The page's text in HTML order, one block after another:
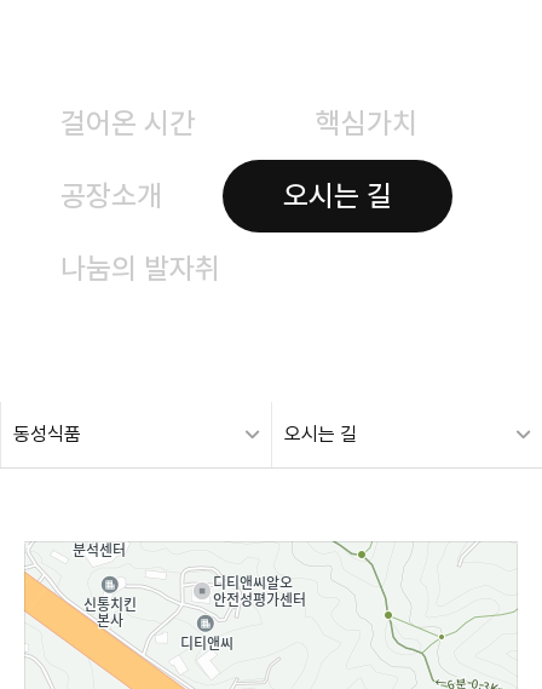
걸어온 시간 핵심가치
공장소개 오시는 길
나눔의 발자취
동성식품 오시는 길